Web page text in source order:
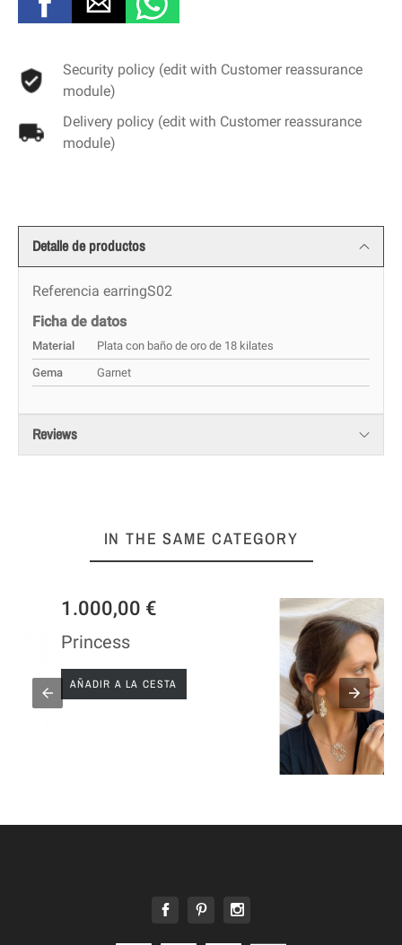
Security policy (edit with Customer reassurance
module)
Delivery policy (edit with Customer reassurance
module)
Detalle de productos
Referencia earringS02
Ficha de datos
Material
Plata con baño de oro de 18 kilates
Gema
Garnet
Reviews
IN THE SAME CATEGORY
PENDIENTE PLATA MEDITERRANEO
AÑADIR A LA CESTA